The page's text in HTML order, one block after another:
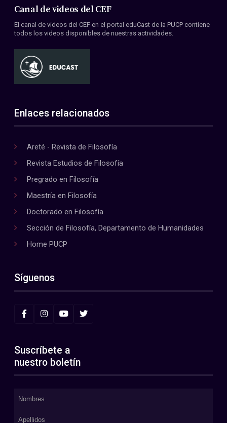
Canal de videos del CEF
El canal de videos del CEF en el portal eduCast de la PUCP contiene
todos los videos disponibles de nuestras actividades.
Enlaces relacionados
Areté - Revista de Filosofía
Revista Estudios de Filosofía
Pregrado en Filosofía
Maestría en Filosofía
Doctorado en Filosofía
Sección de Filosofía, Departamento de Humanidades
Home PUCP
Síguenos
Suscríbete a
nuestro boletín